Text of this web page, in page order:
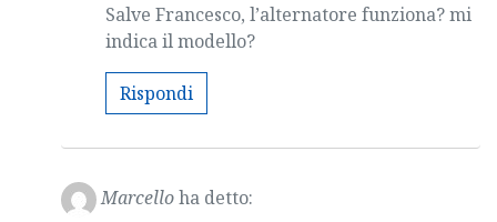
Salve Francesco, l’alternatore funziona? mi
indica il modello?
Rispondi
Marcelloha detto: